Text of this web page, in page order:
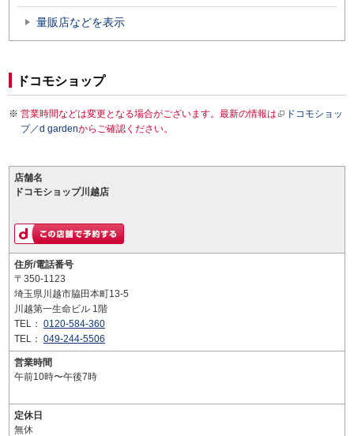
量販店などを表示
ドコモショップ
営業時間などは変更となる場合がございます。最新の情報は
ドコモショッ
プ／d gardenからご確認ください。
店舗名
ドコモショップ川越店
住所/電話番号
〒350-1123
埼玉県川越市脇田本町13-5
川越第一生命ビル 1階
TEL： 0120-584-360
TEL： 049-244-5506
営業時間
午前10時〜午後7時
定休日
無休